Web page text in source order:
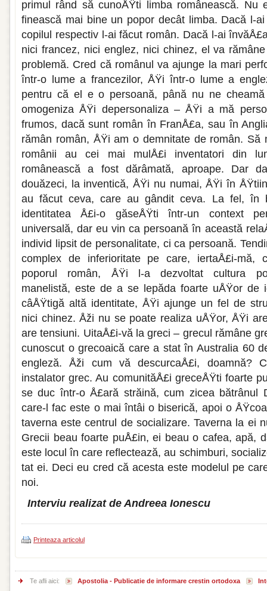
primul rând să cunoÅŸti limba românească.
finească mai bine un popor decât limba. Dacă l-
copilul respectiv l-ai făcut român. Dacă l-ai
nici francez, nici englez, nici chinez, el va
problemă. Cred că românul va ajunge la mari
într-o lume a francezilor, ÅŸi într-o lume a
pentru că el e o persoană, până nu ne
omogeni­za ÅŸi depersonaliza – ÅŸi a mă
frumos, dacă sunt român în FranÅ£a, sau în
rămân român, ÅŸi am o demnitate de român. Să
româ­nii au cei mai mulÅ£i inventatori din
românească a fost dărâ­mată, aproape. Dar
douăzeci, la inventică, ÅŸi nu numai, ÅŸi în
au făcut ceva, care au gândit ceva. La fel, în
identitatea Å£i-o găseÅŸti într-un context
universală, dar eu vin ca persoană în această
indi­vid lipsit de personalitate, ci ca persoa­nă.
com­plex de inferioritate pe care, iertaÅ£i-mă,
poporul român, ÅŸi l-a dezvoltat cultura
manelistă, este de a se lepăda foarte uÅŸor de
câÅŸtigă altă identitate, ÅŸi ajunge un fel de
nici chinez. Åži nu se poate realiza uÅŸor, ÅŸi
are tensiuni. UitaÅ£i-vă la greci – grecul rămâne
cunoscut o grecoaică care a stat în Australia 60
en­gleză. Åži cum vă descurcaÅ£i, doamnă?
instalator grec. Au comunităÅ£i greceÅŸti foarte
se duc într-o Å£ară străină, cum zicea bătrânul
care-l fac este o mai întâi o biserică, apoi o
taverna este centrul de socializare. Taverna la ei
Grecii beau foarte puÅ£in, ei beau o cafea, apă,
este locul în care reflectează, au schimburi,
tat ei. Deci eu cred că acesta este mode­lul pe
noi.
Interviu realizat de Andreea Ionescu
Printeaza articolul
Te afli aici: Apostolia - Publicatie de informare crestin ortodoxa